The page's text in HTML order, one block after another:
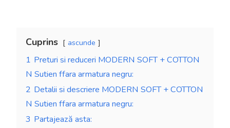
Cuprins ascunde
1 Preturi si reduceri MODERN SOFT + COTTON
N Sutien ffara armatura negru:
2 Detalii si descriere MODERN SOFT + COTTON
N Sutien ffara armatura negru:
3 Partajează asta: